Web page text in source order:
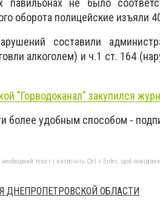
павильонах не было
оборота полицейские изъяли
составили
алкоголем) и ч.1 ст. 164
"Горводоканал" закупился
более удобным способом -
текст і натисніть Ctrl + Enter, щоб
ДНЕПРОПЕТРОВСКОЙ ОБЛАСТИ